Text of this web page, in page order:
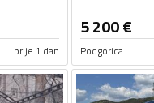
prije 1 dan
5 200€
Podgorica